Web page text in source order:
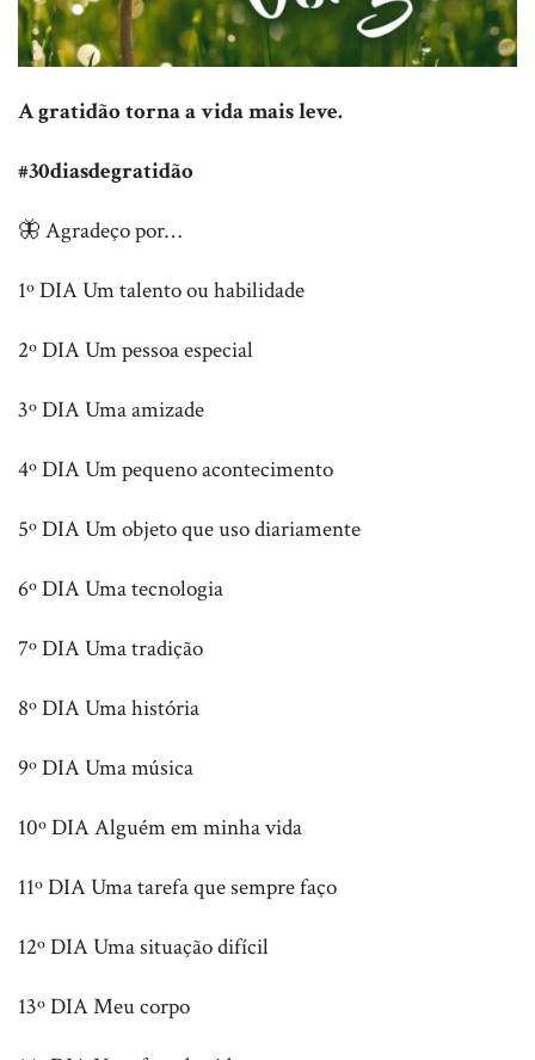
A gratidão torna a vida mais leve.
#30diasdegratidão
🦋 Agradeço por…
1º DIA Um talento ou habilidade
2º DIA Um pessoa especial
3º DIA Uma amizade
4º DIA Um pequeno acontecimento
5º DIA Um objeto que uso diariamente
6º DIA Uma tecnologia
7º DIA Uma tradição
8º DIA Uma história
9º DIA Uma música
10º DIA Alguém em minha vida
11º DIA Uma tarefa que sempre faço
12º DIA Uma situação difícil
13º DIA Meu corpo